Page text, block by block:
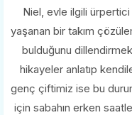
Niel, evle ilgili
yaşanan bir takım
bulduğunu
hikayeler anlatıp
genç çiftimiz ise bu
için sabahın erken